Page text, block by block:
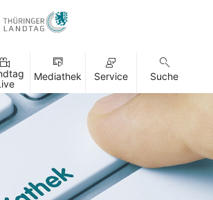
Mediathek Service Suche